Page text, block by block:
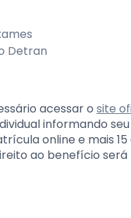
Detran
acessar o site
informando seu
online e mais
ao benefício